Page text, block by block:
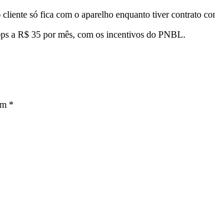
só fica com o aparelho enquanto tiver contrato
a R$ 35 por mês, com os incentivos do PNBL.
*